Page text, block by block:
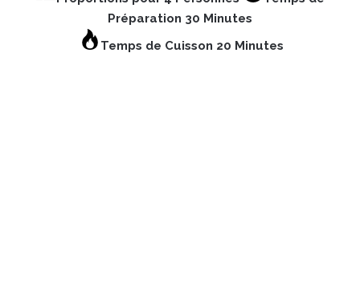
Préparation 30 Minutes
Temps de Cuisson 20 Minutes